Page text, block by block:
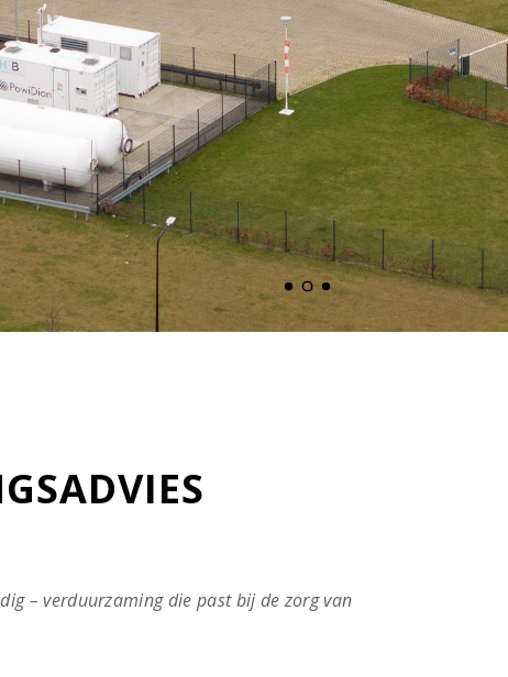
– verduurzaming die past bij de zorg van